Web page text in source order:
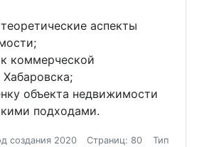
аспекты
коммерческой
объекта недвижимости
подходами.
создания 2020 Страниц: 80
Тип